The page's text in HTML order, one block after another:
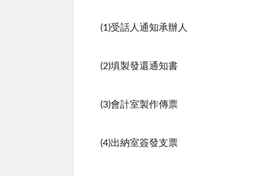
(1)受話人通知承辦人
(2)填製發還通知書
(3)會計室製作傳票
(4)出納室簽發支票